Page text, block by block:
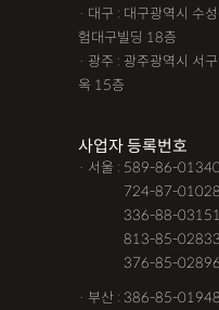
· 대구 : 대구광역시 수
험대구빌딩 18층
· 광주 : 광주광역시 서
옥 15층
사업자 등록번호
· 서울 : 589-86-
724-87-
336-88-
813-85-
376-85-
· 부산 : 386-85-